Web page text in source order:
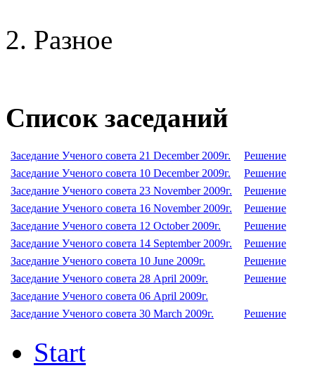
Разное
Список заседаний
Заседание Ученого совета 21 December 2009г.
Решение
Заседание Ученого совета 10 December 2009г.
Решение
Заседание Ученого совета 23 November 2009г.
Решение
Заседание Ученого совета 16 November 2009г.
Решение
Заседание Ученого совета 12 October 2009г.
Решение
Заседание Ученого совета 14 September 2009г.
Решение
Заседание Ученого совета 10 June 2009г.
Решение
Заседание Ученого совета 28 April 2009г.
Решение
Заседание Ученого совета 06 April 2009г.
Заседание Ученого совета 30 March 2009г.
Решение
Start